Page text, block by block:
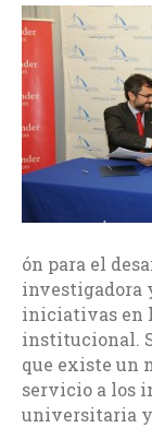
ón para el
investigadora
iniciativas en
institucional.
que existe un
servicio a los
universitaria y